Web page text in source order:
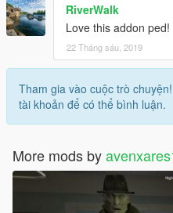
RiverWalk
Love this addon ped!
22 Tháng sáu, 2019
Tham gia vào cuộc trò chuyện!
tài khoản để có thể bình luận.
More mods by